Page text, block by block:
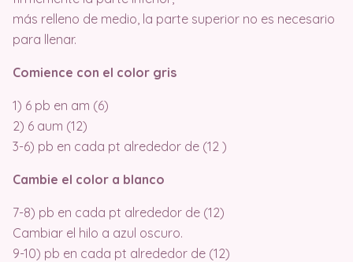
más relleno de medio, la parte superior no es necesario
para llenar.
Comience con el color gris
1) 6 pb en am (6)
2) 6 aum (12)
3-6) pb en cada pt alrededor de (12 )
Cambie el color a blanco
7-8) pb en cada pt alrededor de (12)
Cambiar el hilo a azul oscuro.
9-10) pb en cada pt alrededor de (12)